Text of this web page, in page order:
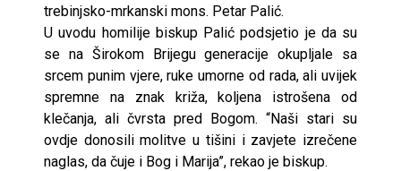
trebinjsko-mrkanski mons. Petar Palić.
U uvodu homilije biskup Palić podsjetio je da su
se na Širokom Brijegu generacije okupljale sa
srcem punim vjere, ruke umorne od rada, ali uvijek
spremne na znak križa, koljena istrošena od
klečanja, ali čvrsta pred Bogom. “Naši stari su
ovdje donosili molitve u tišini i zavjete izrečene
naglas, da čuje i Bog i Marija”, rekao je biskup.